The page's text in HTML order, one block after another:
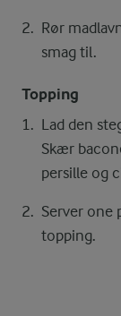
Rør
smag til.
Topping
Lad den
Skær
persille og
Server one
topping.